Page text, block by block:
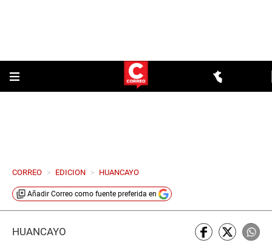
CORREO > EDICION > HUANCAYO
Añadir Correo como fuente preferida en
HUANCAYO